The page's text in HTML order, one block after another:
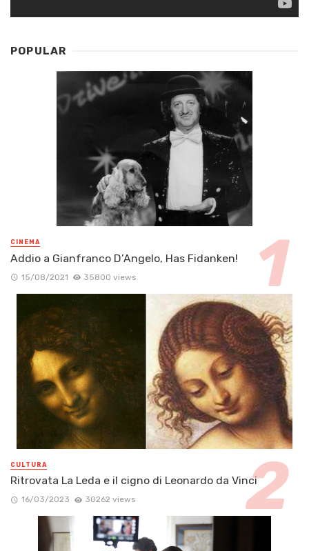
POPULAR
CINEMA
Addio a Gianfranco D’Angelo, Has Fidanken!
15/08/2021 35800 views
CULTURA
Ritrovata La Leda e il cigno di Leonardo da Vinci
16/03/2023 30262 views